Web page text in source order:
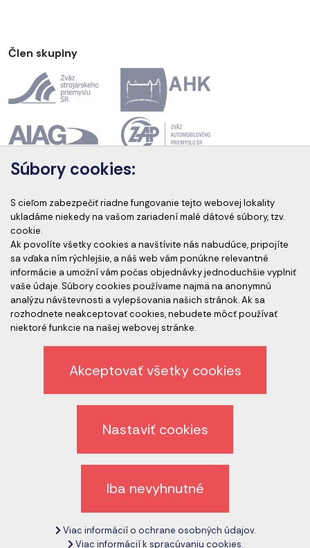
Člen skupiny
Akreditácia kurzov
Akreditovaní audítori
Etický kódex spoločnosti
Ochrana osobných údajov
Odhlásenie z newslettera
Zrušiť nastavenie cookies
Copyright © 2017 - 2026CeMS.sk
Súbory cookies:
S cieľom zabezpečiť riadne fungovanie tejto webovej lokality
ukladáme niekedy na vašom zariadení malé dátové súbory, tzv.
cookie.
Ak povolíte všetky cookies a navštívite nás nabudúce, pripojíte
sa vďaka ním rýchlejšie, a náš web vám ponúkne relevantné
informácie a umožní vám počas objednávky jednoduchšie vyplniť
vaše údaje. Súbory cookies používame najmä na anonymnú
analýzu návštevnosti a vylepšovania našich stránok. Ak sa
rozhodnete neakceptovať cookies, nebudete môcť používať
niektoré funkcie na našej webovej stránke.
Akceptovať všetky cookies
Nastaviť cookies
Iba nevyhnutné
Viac informácií o ochrane osobných údajov.
Viac informácií k spracúvaniu cookies.